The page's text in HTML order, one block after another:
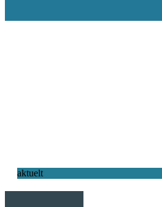
aktuelt